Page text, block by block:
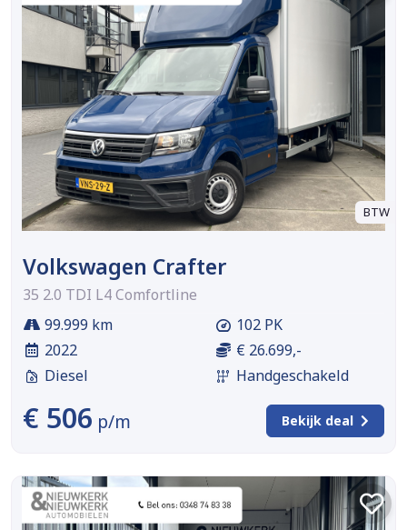
BTW
Volkswagen Crafter
35 2.0 TDI L4 Comfortline
99.999 km
2022
Diesel
102 PK
€ 26.699,-
Handgeschakeld
€ 506 p/m Bekijk deal